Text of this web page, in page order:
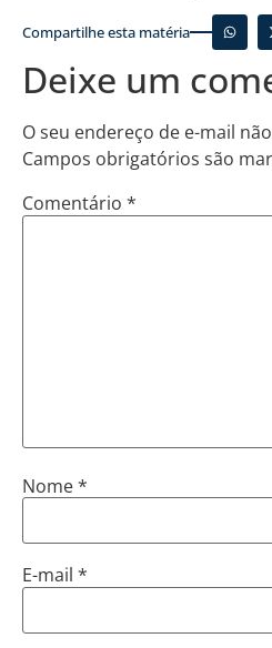
Compartilhe esta matéria
Deixe um
O seu endereço de e-mail
Campos obrigatórios são
Comentário *
Nome*
E-mail *